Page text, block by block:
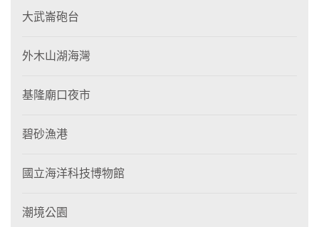
大武崙砲台
外木山湖海灣
基隆廟口夜市
碧砂漁港
國立海洋科技博物館
潮境公園